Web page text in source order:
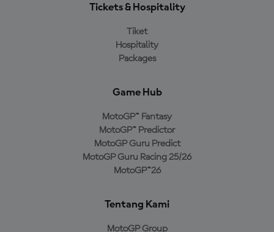
Tickets & Hospitality
Tiket
Hospitality
Packages
Game Hub
MotoGP™ Fantasy
MotoGP™ Predictor
MotoGP Guru Predict
MotoGP Guru Racing 25/26
MotoGP™26
Tentang Kami
MotoGP Group